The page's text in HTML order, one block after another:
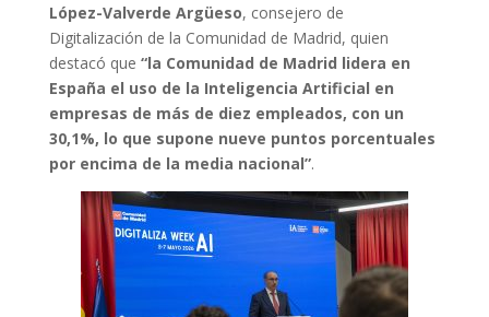
López-Valverde Argüeso, consejero de
Digitalización de la Comunidad de Madrid, quien
destacó que “la Comunidad de Madrid lidera en
España el uso de la Inteligencia Artificial en
empresas de más de diez empleados, con un
30,1%, lo que supone nueve puntos porcentuales
por encima de la media nacional”.